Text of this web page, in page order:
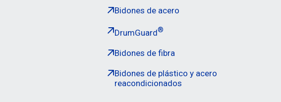
Bidones de acero
DrumGuard®
Bidones de fibra
Bidones de plástico y acero
reacondicionados